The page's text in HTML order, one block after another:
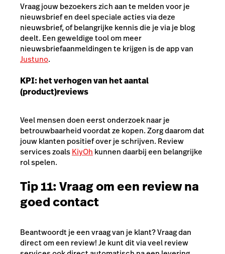
Vraag jouw bezoekers zich aan te melden voor je
nieuwsbrief en deel speciale acties via deze
nieuwsbrief, of belangrijke kennis die je via je blog
deelt. Een geweldige tool om meer
nieuwsbriefaanmeldingen te krijgen is de app van
Justuno.
KPI: het verhogen van het aantal
(product)reviews
Veel mensen doen eerst onderzoek naar je
betrouwbaarheid voordat ze kopen. Zorg daarom dat
jouw klanten positief over je schrijven. Review
services zoalsKiyOh kunnen daarbij een belangrijke
rol spelen.
Tip 11: Vraag om een review na
goed contact
Beantwoordt je een vraag van je klant? Vraag dan
direct om een review! Je kunt dit via veel review